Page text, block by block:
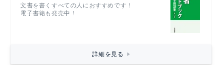
文書を書くすべての人におすすめです！
電子書籍も発売中！
詳細を見る